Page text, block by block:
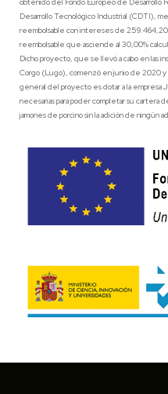
obtenido del Fondo Europeo de Desarrollo
Desarrollo Tecnológico Industrial (CDTI),
reembolsable con intereses de
reembolsable que asciende al 30,00%
Dicho proyecto, que se llevó a cabo en las
Corgo (Lugo), comenzó en junio de 2020
general del proyecto es dotar a la
necesarias para poder completar su cartera
jamones de porcino sin la adición de ningún